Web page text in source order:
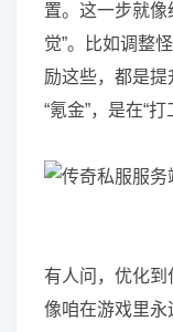
置。这一步就像
觉”。比如调整
励这些，都是
“氪金”，是在“打
有人问，优化
像咱在游戏里永